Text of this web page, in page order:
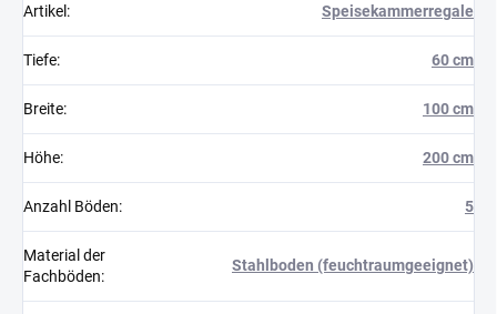
Artikel : Speisekammerregale
Tiefe: 60 cm
Breite: 100 cm
Höhe: 200 cm
Anzahl Böden: 5
Material der
Fachböden:
Stahlboden (feuchtraumgeeignet)